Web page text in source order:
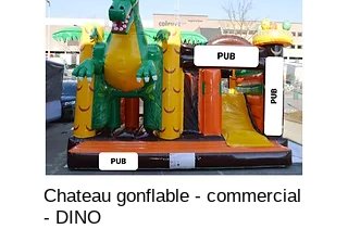
Chateau gonflable - commercial
- DINO